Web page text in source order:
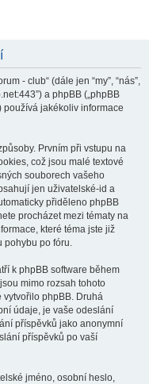
- club“ (dále jen “my”, “nás”,
a phpBB („phpBB
používá jakékoliv informace
Prvním při vstupu na
což jsou malé textové
souborech vašeho
jen uživatelské-id a
přiděleno phpBB
procházet mezi tématy na
které téma jste již
pohybu po fóru.
k phpBB software během
mimo rozsah tohoto
vytvořilo phpBB. Druhá
údaje, je vaše odeslání
příspěvků jako anonymní
příspěvků po vaší
jméno, osobní heslo,